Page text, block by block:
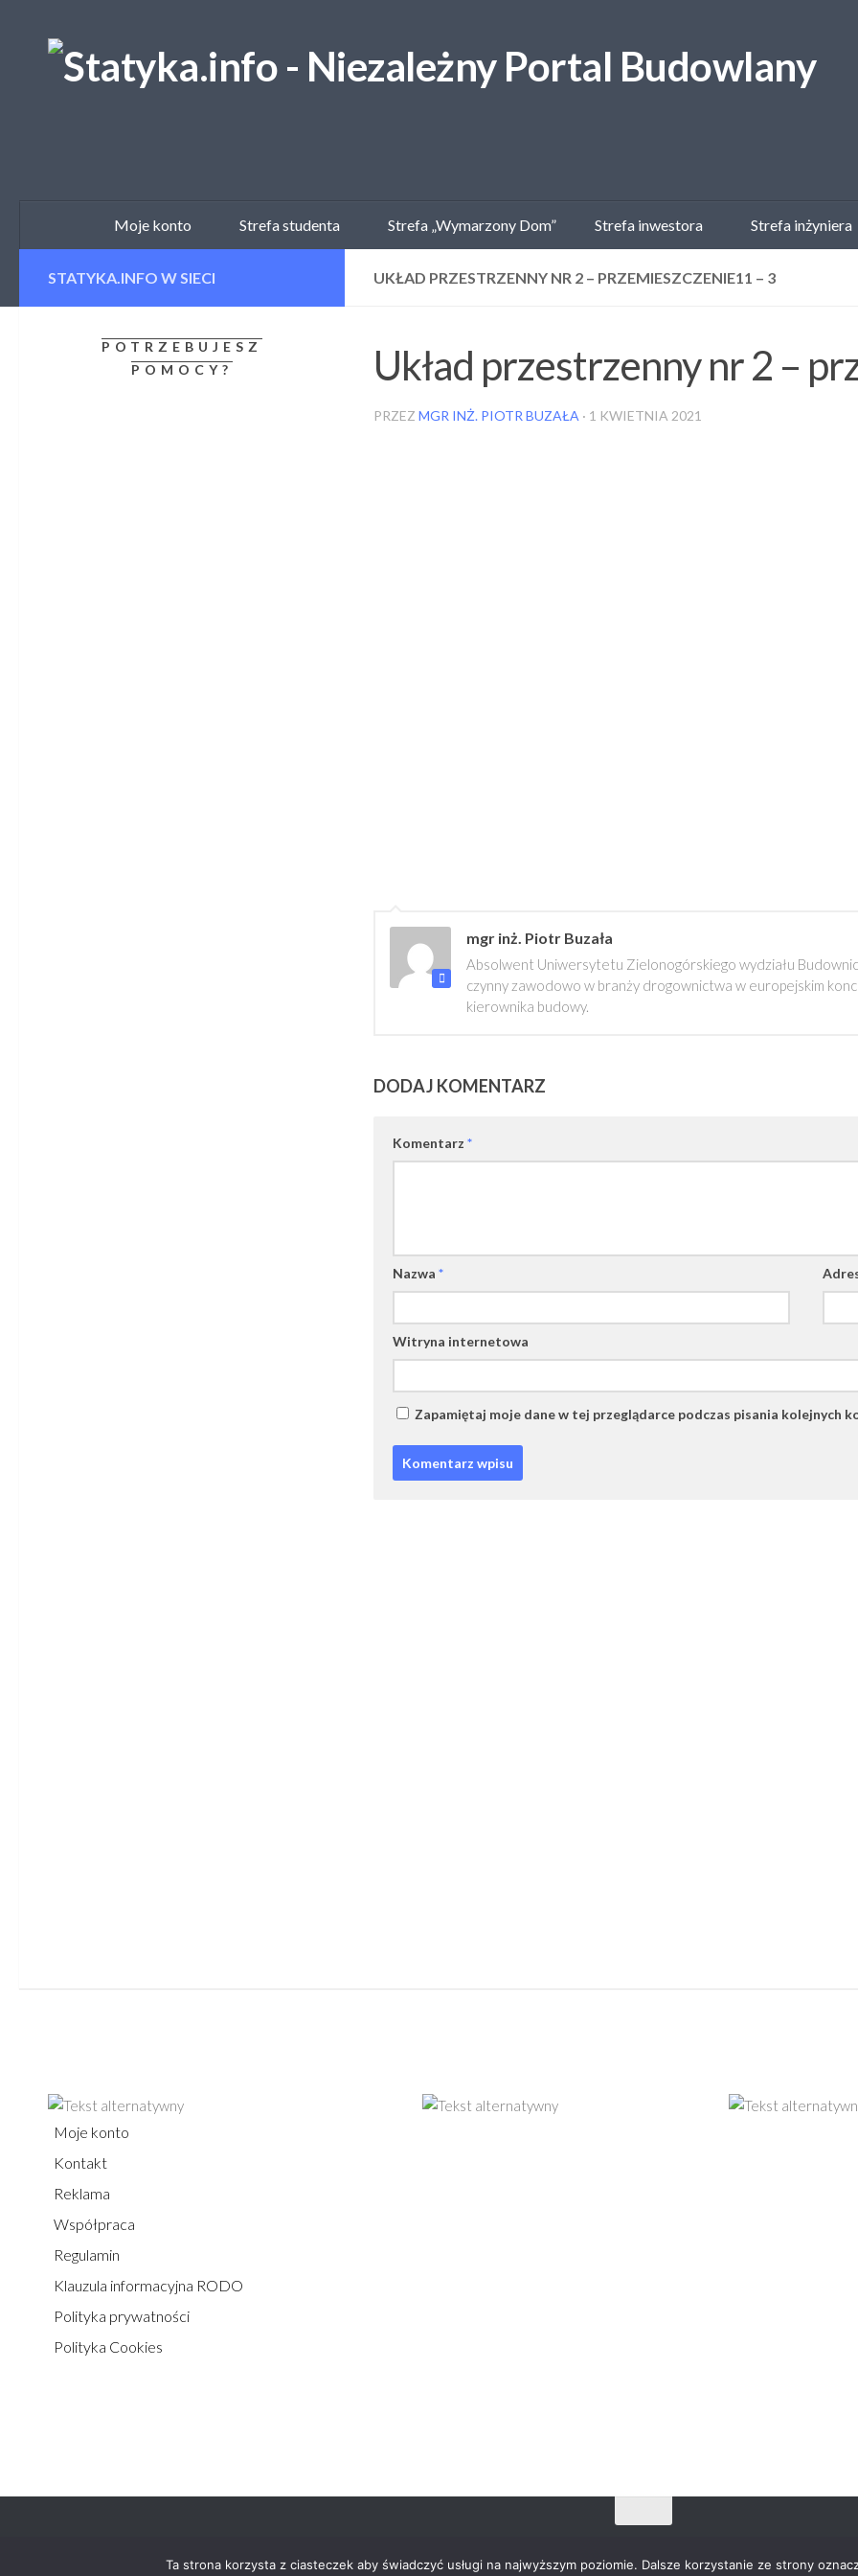
Moje konto Strefa studenta Strefa „Wymarzony Dom” Strefa inwestora Strefa inżyniera
UKŁAD PRZESTRZENNY NR 2 – PRZEMIESZCZENIE11 – 3
Układ przestrzenny nr 2 –
PRZEZ MGR INŻ. PIOTR BUZAŁA · 1 KWIETNIA 2021
mgr inż. Piotr Buzała
Absolwent Uniwersytetu Zielonogórskiego wydziału
czynny zawodowo w branży drogownictwa w europejskim
kierownika budowy.
DODAJ KOMENTARZ
Komentarz *
Nazwa *
Witryna internetowa
Zapamiętaj moje dane w tej przeglądarce podczas pisania kolejnych
STATYKA.INFO W SIECI
POTRZEBUJESZ
POMOCY?
Moje konto
Kontakt
Reklama
Współpraca
Regulamin
Klauzula informacyjna RODO
Polityka prywatności
Polityka Cookies
Statyka.info© 2012-2026 - wszystkie prawa zastrzeżone.
Ta strona korzysta z ciasteczek aby świadczyć usługi na najwyższym poziomie. Dalsze korzystanie ze strony